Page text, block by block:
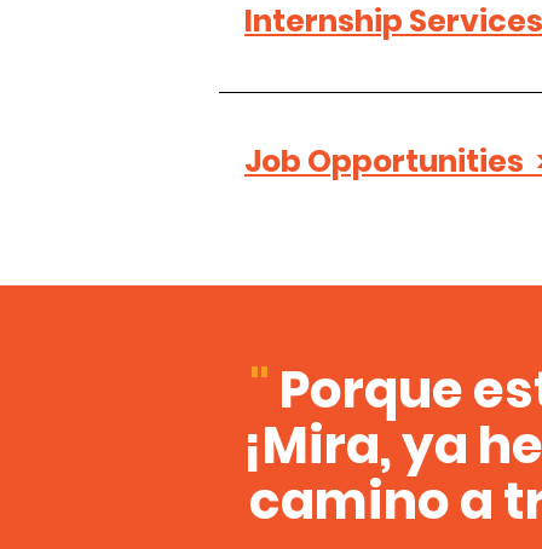
Internship
Job Opportunities
" Porque
¡Mira, ya
camino a